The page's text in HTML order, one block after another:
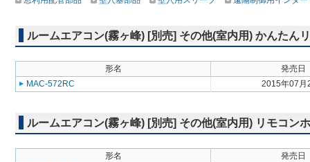
ルームエアコン(霧ヶ峰) [別売] その他(室内用) かんたん
形名
発売日
MAC-572RC
2015年07月
ルームエアコン(霧ヶ峰) [別売] その他(室内用) リモコン
形名
発売日